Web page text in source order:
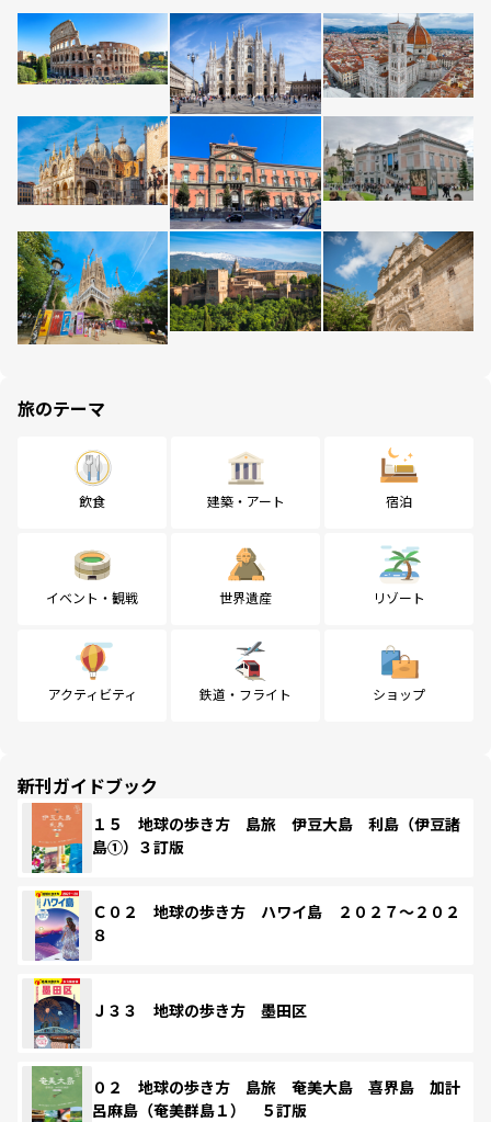
旅のテーマ
飲食 建築・アート 宿泊
イベント・観戦 世界遺産 リゾート
アクティビティ 鉄道・フライト ショップ
新刊ガイドブック
１５ 地球の歩き方 島旅 伊豆大島 利島（伊豆諸
島①）３訂版
Ｃ０２ 地球の歩き方 ハワイ島 ２０２７～２０２
８
Ｊ３３ 地球の歩き方 墨田区
０２ 地球の歩き方 島旅 奄美大島 喜界島 加計
呂麻島（奄美群島１） ５訂版